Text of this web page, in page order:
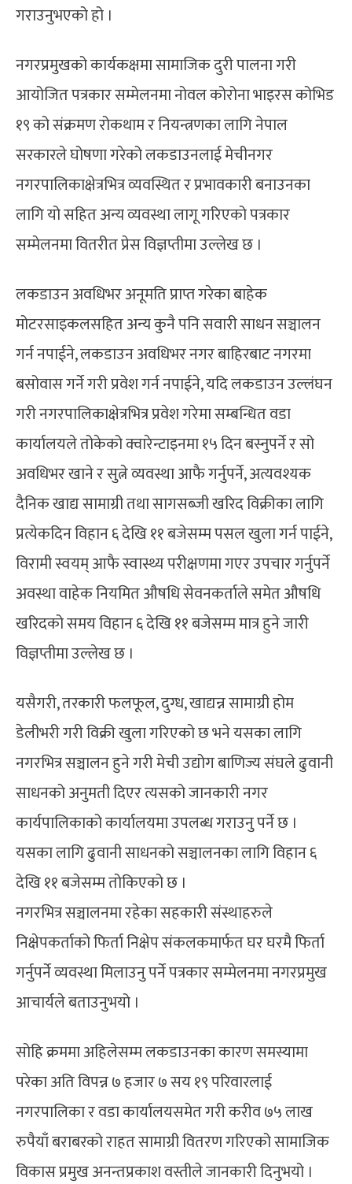
गराउनुभएको हो ।
नगरप्रमुखको कार्यकक्षमा सामाजिक दुरी पालना गरी
आयोजित पत्रकार सम्मेलनमा नोवल कोरोना भाइरस कोभिड
१९ को संक्रमण रोकथाम र नियन्त्रणका लागि नेपाल
सरकारले घोषणा गरेको लकडाउनलाई मेचीनगर
नगरपालिकाक्षेत्रभित्र व्यवस्थित र प्रभावकारी बनाउनका
लागि यो सहित अन्य व्यवस्था लागू गरिएको पत्रकार
सम्मेलनमा वितरीत प्रेस विज्ञप्तीमा उल्लेख छ ।
लकडाउन अवधिभर अनूमति प्राप्त गरेका बाहेक
मोटरसाइकलसहित अन्य कुनै पनि सवारी साधन सञ्चालन
गर्न नपाईने, लकडाउन अवधिभर नगर बाहिरबाट नगरमा
बसोवास गर्ने गरी प्रवेश गर्न नपाईने, यदि लकडाउन उल्लंघन
गरी नगरपालिकाक्षेत्रभित्र प्रवेश गरेमा सम्बन्धित वडा
कार्यालयले तोकेको क्वारेन्टाइनमा १५ दिन बस्नुपर्ने र सो
अवधिभर खाने र सुत्ने व्यवस्था आफै गर्नुपर्ने, अत्यवश्यक
दैनिक खाद्य सामाग्री तथा सागसब्जी खरिद विक्रीका लागि
प्रत्येकदिन विहान ६ देखि ११ बजेसम्म पसल खुला गर्न पाईने,
विरामी स्वयम् आफै स्वास्थ्य परीक्षणमा गएर उपचार गर्नुपर्ने
अवस्था वाहेक नियमित औषधि सेवनकर्ताले समेत औषधि
खरिदको समय विहान ६ देखि ११ बजेसम्म मात्र हुने जारी
विज्ञप्तीमा उल्लेख छ ।
यसैगरी, तरकारी फलफूल, दुग्ध, खाद्यन्न सामाग्री होम
डेलीभरी गरी विक्री खुला गरिएको छ भने यसका लागि
नगरभित्र सञ्चालन हुने गरी मेची उद्योग बाणिज्य संघले ढुवानी
साधनको अनुमती दिएर त्यसको जानकारी नगर
कार्यपालिकाको कार्यालयमा उपलब्ध गराउनु पर्ने छ ।
यसका लागि ढुवानी साधनको सञ्चालनका लागि विहान ६
देखि ११ बजेसम्म तोकिएको छ ।
नगरभित्र सञ्चालनमा रहेका सहकारी संस्थाहरुले
निक्षेपकर्ताको फिर्ता निक्षेप संकलकमार्फत घर घरमै फिर्ता
गर्नुपर्ने व्यवस्था मिलाउनु पर्ने पत्रकार सम्मेलनमा नगरप्रमुख
आचार्यले बताउनुभयो ।
सोहि क्रममा अहिलेसम्म लकडाउनका कारण समस्यामा
परेका अति विपन्न ७ हजार ७ सय १९ परिवारलाई
नगरपालिका र वडा कार्यालयसमेत गरी करीव ७५ लाख
रुपैयाँ बराबरको राहत सामाग्री वितरण गरिएको सामाजिक
विकास प्रमुख अनन्तप्रकाश वस्तीले जानकारी दिनुभयो ।